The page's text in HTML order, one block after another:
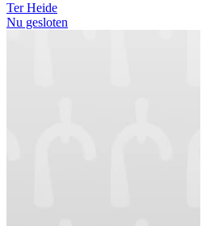
Ter Heide
Nu gesloten